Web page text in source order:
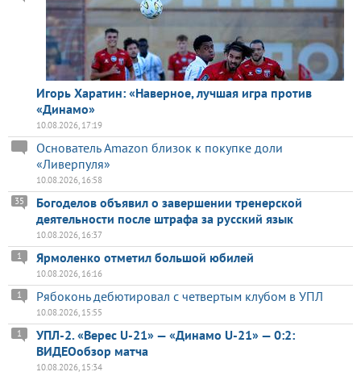
Игорь Харатин: «Наверное, лучшая игра против
«Динамо»
10.08.2026, 17:19
Основатель Amazon близок к покупке доли
«Ливерпуля»
10.08.2026, 16:58
Богоделов объявил о завершении тренерской
деятельности после штрафа за русский язык
35
10.08.2026, 16:37
Ярмоленко отметил большой юбилей
1
10.08.2026, 16:16
Рябоконь дебютировал с четвертым клубом в УПЛ
1
10.08.2026, 15:55
УПЛ-2. «Верес U-21» — «Динамо U-21» — 0:2:
ВИДЕОобзор матча
1
10.08.2026, 15:34